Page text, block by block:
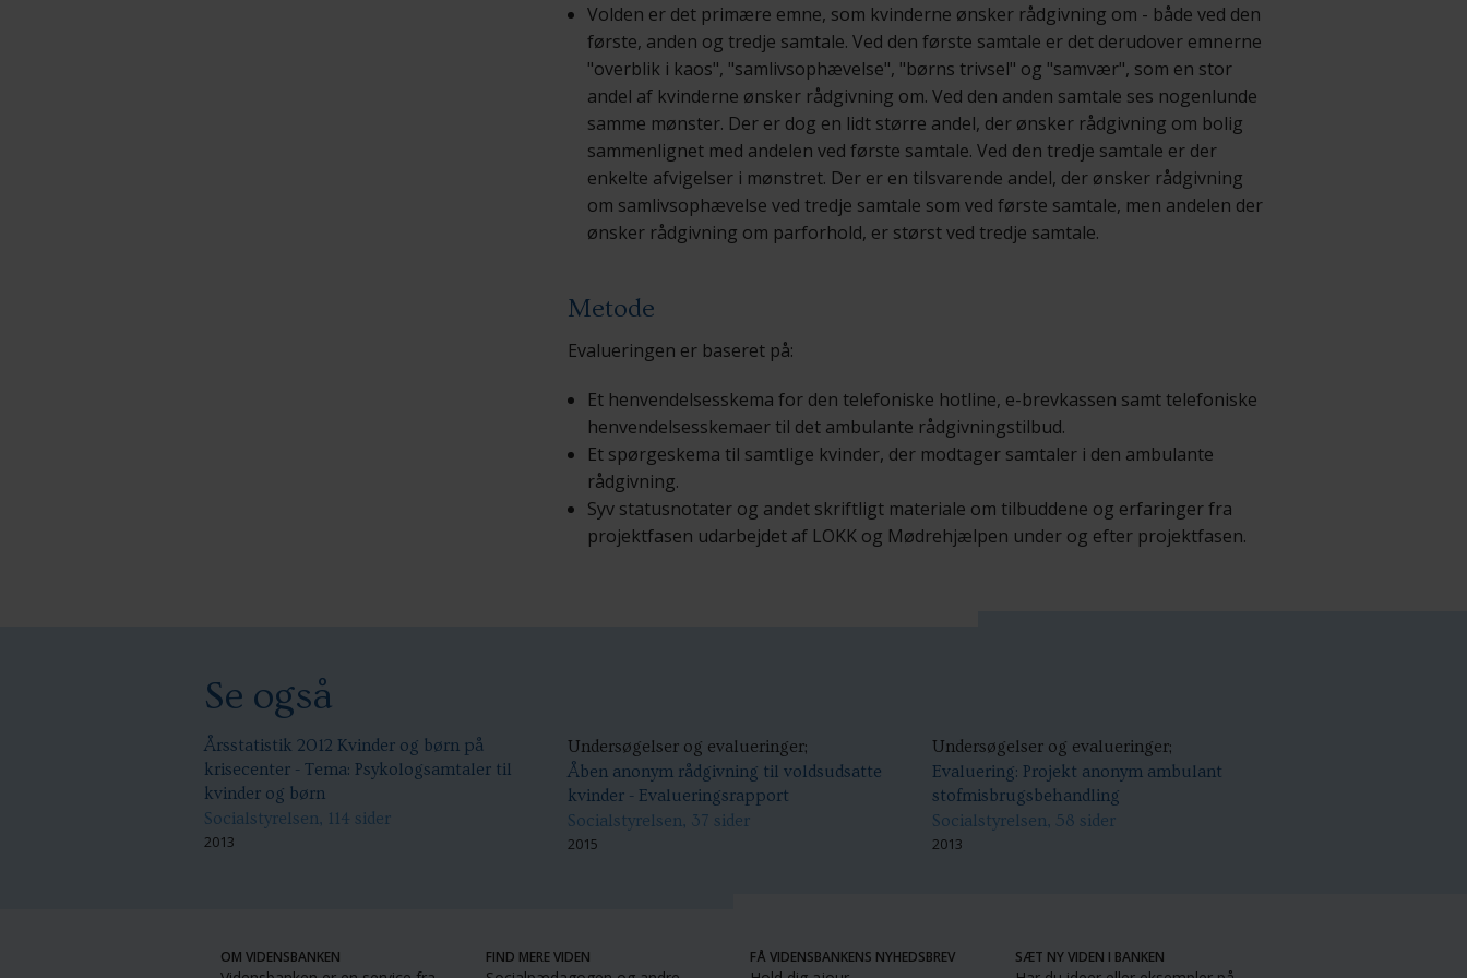
Volden er det primære emne, som kvinderne ønsker rådgivning om - både ved den
første, anden og tredje samtale. Ved den første samtale er det derudover emnerne
"overblik i kaos", "samlivsophævelse", "børns trivsel" og "samvær", som en stor
andel af kvinderne ønsker rådgivning om. Ved den anden samtale ses nogenlunde
samme mønster. Der er dog en lidt større andel, der ønsker rådgivning om bolig
sammenlignet med andelen ved første samtale. Ved den tredje samtale er der
enkelte afvigelser i mønstret. Der er en tilsvarende andel, der ønsker rådgivning
om samlivsophævelse ved tredje samtale som ved første samtale, men andelen der
ønsker rådgivning om parforhold, er størst ved tredje samtale.
Metode
Evalueringen er baseret på:
Et henvendelsesskema for den telefoniske hotline, e-brevkassen samt telefoniske
henvendelsesskemaer til det ambulante rådgivningstilbud.
Et spørgeskema til samtlige kvinder, der modtager samtaler i den ambulante
rådgivning.
Syv statusnotater og andet skriftligt materiale om tilbuddene og erfaringer fra
projektfasen udarbejdet af LOKK og Mødrehjælpen under og efter projektfasen.
Se også
Årsstatistik 2012 Kvinder og børn på
krisecenter - Tema: Psykologsamtaler til
kvinder og børn
Socialstyrelsen, 114 sider
2013
Undersøgelser og evalueringer;
Åben anonym rådgivning til voldsudsatte
kvinder - Evalueringsrapport
Socialstyrelsen, 37 sider
2015
Undersøgelser og evalueringer;
Evaluering: Projekt anonym ambulant
stofmisbrugsbehandling
Socialstyrelsen, 58 sider
2013
OM VIDENSBANKEN FIND MERE VIDEN FÅ VIDENSBANKENS NYHEDSBREV SÆT NY VIDEN I BANKEN